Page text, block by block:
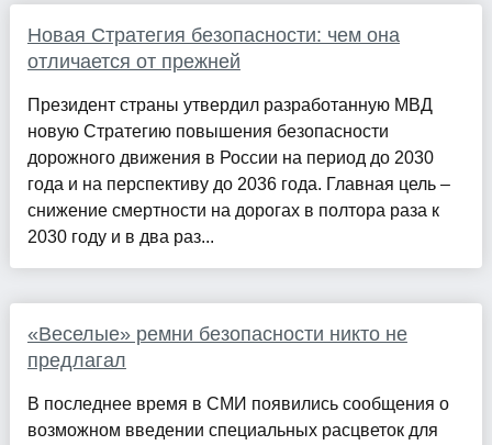
Новая Стратегия безопасности: чем она
отличается от прежней
Президент страны утвердил разработанную МВД
новую Стратегию повышения безопасности
дорожного движения в России на период до 2030
года и на перспективу до 2036 года. Главная цель –
снижение смертности на дорогах в полтора раза к
2030 году и в два раз...
«Веселые» ремни безопасности никто не
предлагал
В последнее время в СМИ появились сообщения о
возможном введении специальных расцветок для